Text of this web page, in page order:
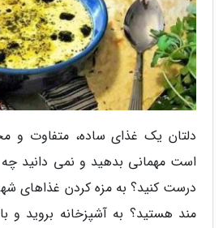
دلتان یک غذای ساده، متفاوت و
است مهمانی بدهید و نمی دانید
درست کنید؟ به مزه کردن غذاهای
مند هستید؟ به آشپزخانه بروید و